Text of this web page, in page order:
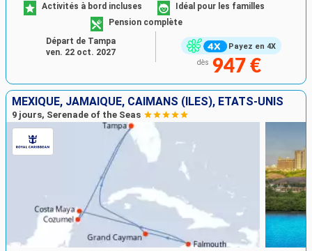
Payez en 4X
Activités à bord incluses
Idéal pour les familles
Pension complète
dès 947 €
Départ de Tampa
ven. 22 oct. 2027
MEXIQUE, JAMAÏQUE, CAÏMANS (ÎLES), ÉTATS-UNIS
9 jours, Serenade of the Seas